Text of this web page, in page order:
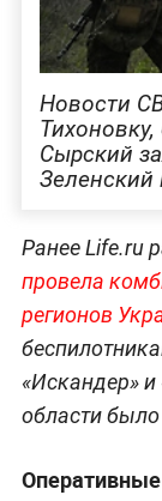
Новости
Сырский
Ранее Life.ru
провела
регионов
«Искандер»
области